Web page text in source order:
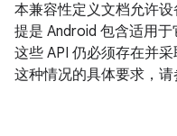
本兼容性定义文档允许
提是 Android 包含适用于
这些 API 仍必须存在并
这种情况的具体要求，请